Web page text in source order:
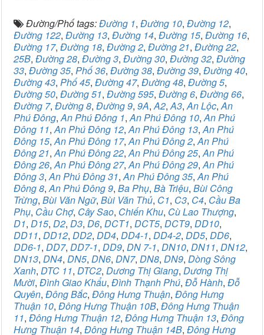
Đường/Phố tags:Đường 1, Đường 10, Đường 12,
Đường 122, Đường 13, Đường 14, Đường 15, Đường 16,
Đường 17, Đường 18, Đường 2, Đường 21, Đường 22,
25B, Đường 28, Đường 3, Đường 30, Đường 32, Đường
33, Đường 35, Phố 36, Đường 38, Đường 39, Đường 40,
Đường 43, Phố 45, Đường 47, Đường 48, Đường 5,
Đường 50, Đường 51, Đường 595, Đường 6, Đường 66,
Đường 7, Đường 8, Đường 9, 9A,A2,A3,An Lộc,An
Phú Đông,An Phú Đông 1,An Phú Đông 10,An Phú
Đông 11,An Phú Đông 12,An Phú Đông 13,An Phú
Đông 15,An Phú Đông 17,An Phú Đông 2,An Phú
Đông 21,An Phú Đông 22,An Phú Đông 25,An Phú
Đông 26,An Phú Đông 27,An Phú Đông 29,An Phú
Đông 3,An Phú Đông 31,An Phú Đông 35,An Phú
Đông 8,An Phú Đông 9, Ba Phụ, Bà Triệu, Bùi Công
Trừng, Bùi Văn Ngữ, Bùi Văn Thủ, C1, C3, C4, Cầu Ba
Phụ, Cầu Chợ, Cây Sao, Chiến Khu, Cù Lao Thượng,
D1, D15, D2, D3, D6, DCT1, DCT5, DCT9, DD10,
DD11, DD12, DD2, DD4, DD4-1, DD4-2, DD5, DD6,
DD6-1, DD7, DD7-1, DD9, DN 7-1, DN10, DN11, DN12,
DN13, DN4, DN5, DN6, DN7, DN8, DN9, Dòng Sông
Xanh, DTC 11, DTC2, Dương Thị Giang, Dương Thị
Mười, Đình Giao Khẩu, Đình Thạnh Phú, Đỗ Hành, Đỗ
Quyên, Đông Bắc, Đông Hưng Thuận, Đông Hưng
Thuận 10, Đông Hưng Thuận 10B, Đông Hưng Thuận
11, Đông Hưng Thuận 12, Đông Hưng Thuận 13, Đông
Hưng Thuận 14, Đông Hưng Thuận 14B, Đông Hưng